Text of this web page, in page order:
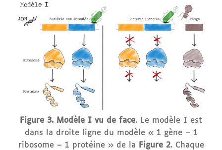
Figure 3. Modèle I vu de face. Le modèle I est
dans la droite ligne du modèle « 1 gène – 1
ribosome – 1 protéine » de la
Figure 2. Chaque